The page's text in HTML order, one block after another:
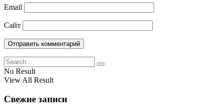
Email
Сайт
No Result
View All Result
Свежие записи